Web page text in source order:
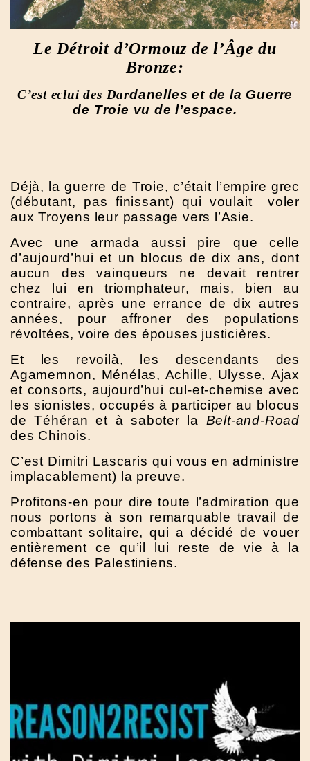
Le Détroit d’Ormouz de l’Âge du
Bronze:
C’est eclui des Dardanelles et de la Guerre
de Troie vu de l’espace.
Déjà, la guerre de Troie, c’était l’empire grec
(débutant, pas finissant) qui voulait voler
aux Troyens leur passage vers l’Asie.
Avec une armada aussi pire que celle
d’aujourd’hui et un blocus de dix ans, dont
aucun des vainqueurs ne devait rentrer
chez lui en triomphateur, mais, bien au
contraire, après une errance de dix autres
années, pour affroner des populations
révoltées, voire des épouses justicières.
Et les revoilà, les descendants des
Agamemnon, Ménélas, Achille, Ulysse, Ajax
et consorts, aujourd’hui cul-et-chemise avec
les sionistes, occupés à participer au blocus
de Téhéran et à saboter la Belt-and-Road
des Chinois.
C’est Dimitri Lascaris qui vous en administre
implacablement) la preuve.
Profitons-en pour dire toute l’admiration que
nous portons à son remarquable travail de
combattant solitaire, qui a décidé de vouer
entièrement ce qu’il lui reste de vie à la
défense des Palestiniens.